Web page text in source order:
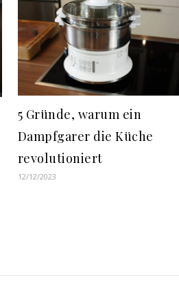
5 Gründe, warum ein
Dampfgarer die Küche
revolutioniert
12/12/2023